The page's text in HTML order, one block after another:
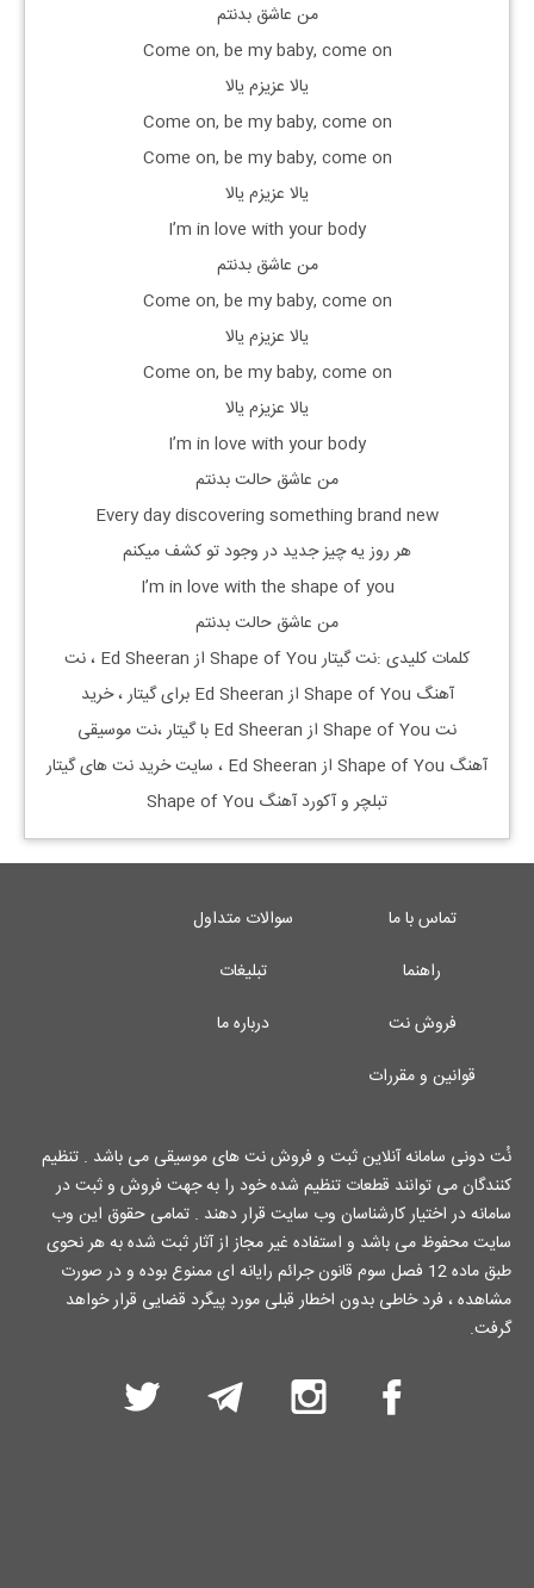
من عاشق بدنتم
Come on, be my baby, come on
یالا عزیزم یالا
Come on, be my baby, come on
Come on, be my baby, come on
یالا عزیزم یالا
I’m in love with your body
من عاشق بدنتم
Come on, be my baby, come on
یالا عزیزم یالا
Come on, be my baby, come on
یالا عزیزم یالا
I’m in love with your body
من عاشق حالت بدنتم
Every day discovering something brand new
هر روز یه چیز جدید در وجود تو کشف میکنم
I’m in love with the shape of you
من عاشق حالت بدنتم
کلمات کلیدی :نت گیتار Shape of You از Ed Sheeran
، نت
آهنگ Shape of You از Ed Sheeran
برای گیتار ، خرید
نت Shape of You از Ed Sheeran
با گیتار ،نت موسیقی
آهنگ Shape of You از Ed Sheeran
، سایت خرید نت های گیتار
تبلچر و آکورد آهنگ Shape of You
تماس با ما
سوالات متداول
راهنما
تبلیغات
فروش نت
درباره ما
قوانین و مقررات
نُت دونی سامانه آنلاین ثبت و فروش نت های موسیقی می باشد . تنظیم
کنندگان می توانند قطعات تنظیم شده خود را به جهت فروش و ثبت در
سامانه در اختیار کارشناسان وب سایت قرار دهند . تمامی حقوق این وب
سایت محفوظ می باشد و استفاده غیر مجاز از آثار ثبت شده به هر نحوی
طبق ماده 12 فصل سوم قانون جرائم رایانه ای ممنوع بوده و در صورت
مشاهده ، فرد خاطی بدون اخطار قبلی مورد پیگرد قضایی قرار خواهد
گرفت.